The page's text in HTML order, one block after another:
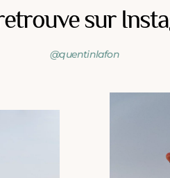
sur
@quentinlafon